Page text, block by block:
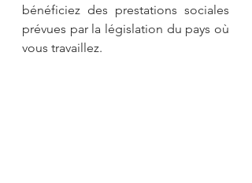
bénéficiez des prestations sociales
prévues par la législation du pays où
vous travaillez.